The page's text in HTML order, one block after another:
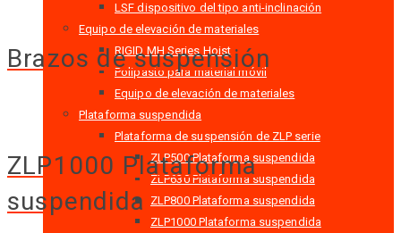
LSF dispositivo del tipo anti-inclinación
Equipo de elevación de materiales
RIGID MH Series Hoist
Polipasto para material móvil
Equipo de elevación de materiales
Plataforma suspendida
Plataforma de suspensión de ZLP serie
ZLP500 Plataforma suspendida
ZLP630 Plataforma suspendida
ZLP800 Plataforma suspendida
ZLP1000 Plataforma suspendida
Brazos de suspensión
ZLP1000 Plataforma
suspendida